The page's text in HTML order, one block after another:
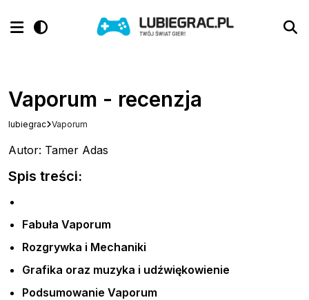
Vaporum - recenzja
lubiegrac Vaporum
Autor: Tamer Adas
Spis treści:
Fabuła Vaporum
Rozgrywka i Mechaniki
Grafika oraz muzyka i udźwiękowienie
Podsumowanie Vaporum